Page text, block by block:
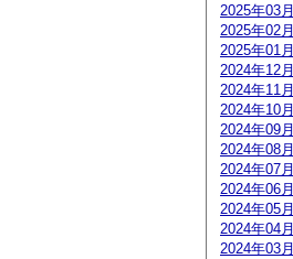
2025年03月
2025年02月
2025年01月
2024年12月
2024年11月
2024年10月
2024年09月
2024年08月
2024年07月
2024年06月
2024年05月
2024年04月
2024年03月